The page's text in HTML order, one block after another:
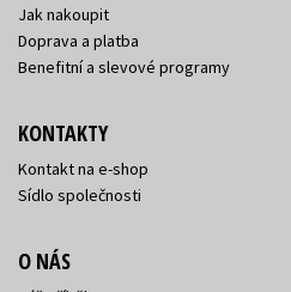
Jak nakoupit
Doprava a platba
Benefitní a slevové programy
KONTAKTY
Kontakt na e-shop
Sídlo společnosti
O NÁS